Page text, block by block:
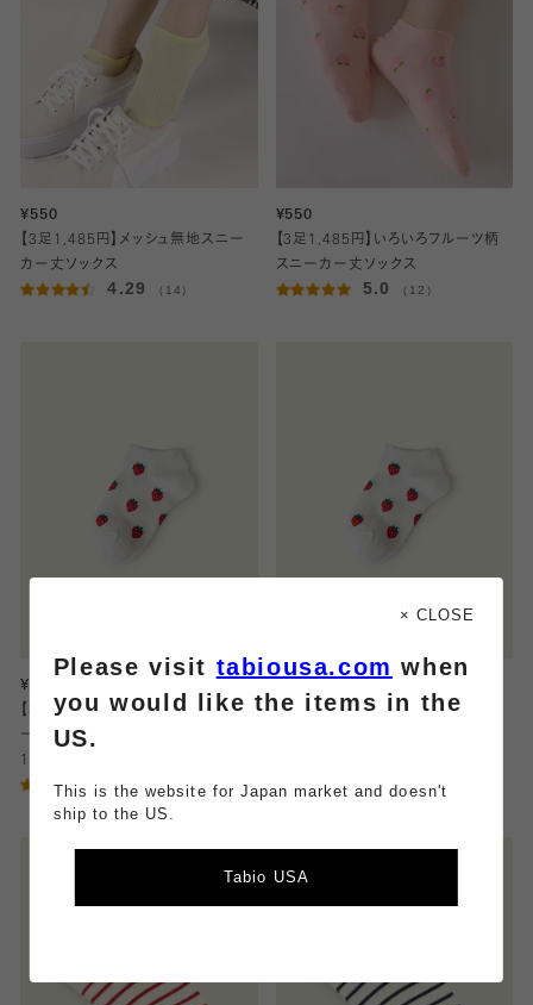
¥550
【3足1,485円】メッシュ無地スニー
カー丈ソックス
4.29 （14）
¥550
【3足1,485円】いろいろフルーツ柄
スニーカー丈ソックス
5.0 （12）
¥550
【3足1,485円】キッズ いろいろフル
ーツ柄スニーカー丈ソックス / 13-
3.75（4）
【3足1,485円】キッズ いろいろフル
4.67 （6）
× CLOSE
Please visit tabiousa.com when
you would like the items in the
US.
This is the website for Japan market and doesn't
ship to the US.
Tabio USA